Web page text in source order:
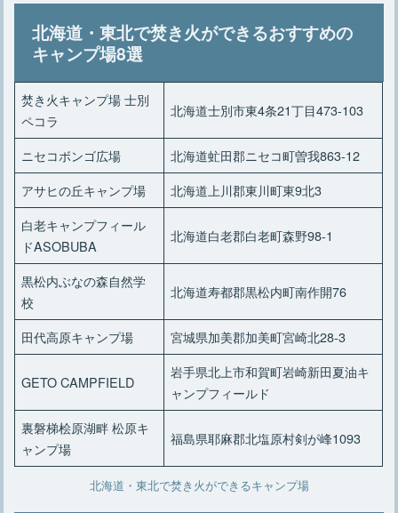
北海道・東北で焚き火ができるおすすめの
キャンプ場8選
焚き火キャンプ場 士別
ペコラ
北海道士別市東4条21丁目473-103
ニセコボンゴ広場
北海道虻田郡ニセコ町曽我863-12
アサヒの丘キャンプ場
北海道上川郡東川町東9北3
白老キャンプフィール
ドASOBUBA
北海道白老郡白老町森野98-1
黒松内ぶなの森自然学
校
北海道寿都郡黒松内町南作開76
田代高原キャンプ場 宮城県加美郡加美町宮崎北28-3
GETO CAMPFIELD
岩手県北上市和賀町岩崎新田夏油キ
ャンプフィールド
裏磐梯桧原湖畔 松原キ
ャンプ場
福島県耶麻郡北塩原村剣が峰1093
北海道・東北で焚き火ができるキャンプ場